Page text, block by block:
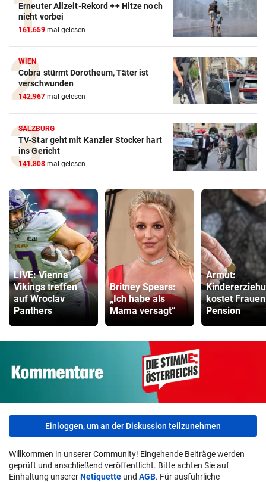
Erneuter Allzeit-Rekord ++ Hitze noch
nicht vorbei
161.659 mal gelesen
WIEN
Cobra stürmt Dorotheum, Täter ist
verschwunden
142.967 mal gelesen
SALZBURG
TV-Star geht mit Kanzler Stocker hart
ins Gericht
141.808 mal gelesen
LIVE: Vienna
Vikings treffen
auf Wroclav
Panthers
Britney Spears:
„Ich habe als
Mama versagt“
Armut:
kostet
Pension
Einloggen, um an der Diskussion teilzunehmen
Willkommen in unserer Community! Eingehende Beiträge werden
geprüft und anschließend veröffentlicht. Bitte achten Sie auf
Einhaltung unsererNetiquette und AGB. Für ausführliche